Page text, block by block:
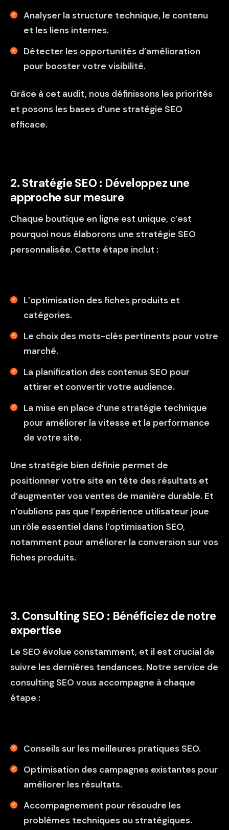
Analyser la structure technique, le contenu
et les liens internes.
Détecter les opportunités d’amélioration
pour booster votre visibilité.
Grâce à cet audit, nous définissons les priorités
et posons les bases d’une stratégie SEO
efficace.
2. Stratégie SEO : Développez une
approche sur mesure
Chaque boutique en ligne est unique, c’est
pourquoi nous élaborons une stratégie SEO
personnalisée. Cette étape inclut :
L’optimisation des fiches produits et
catégories.
Le choix des mots-clés pertinents pour votre
marché.
La planification des contenus SEO pour
attirer et convertir votre audience.
La mise en place d’une stratégie technique
pour améliorer la vitesse et la performance
de votre site.
Une stratégie bien définie permet de
positionner votre site en tête des résultats et
d’augmenter vos ventes de manière durable. Et
n’oublions pas que l’expérience utilisateur joue
un rôle essentiel dans l’optimisation SEO,
notamment pour améliorer la conversion sur vos
fiches produits.
3. Consulting SEO : Bénéficiez de notre
expertise
Le SEO évolue constamment, et il est crucial de
suivre les dernières tendances. Notre service de
consulting SEO vous accompagne à chaque
étape :
Conseils sur les meilleures pratiques SEO.
Optimisation des campagnes existantes pour
améliorer les résultats.
Accompagnement pour résoudre les
problèmes techniques ou stratégiques.